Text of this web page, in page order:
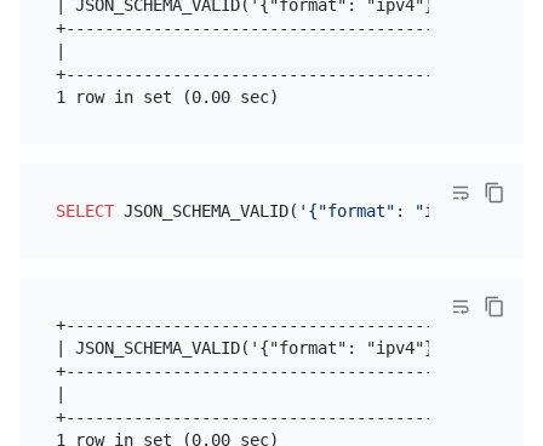
| JSON_SCHEMA_VALID('{"format": "ipv4"}',
SELECT JSON_SCHEMA_VALID( '{"format": "ipv4"}'
| JSON_SCHEMA_VALID('{"format": "ipv4"}',